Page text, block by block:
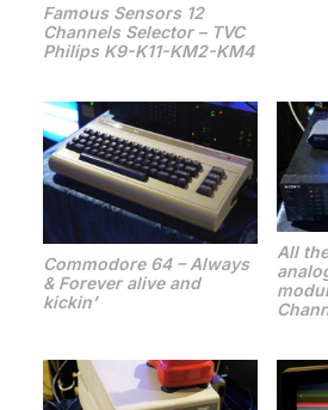
Famous Sensors 12
Channels Selector – TVC
Philips K9-K11-KM2-KM4
Commodore 64 – Always
& Forever alive and
kickin’
All